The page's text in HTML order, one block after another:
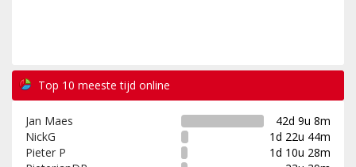
Top 10 meeste tijd online
Jan Maes
42d 9u 8m
NickG
1d 22u 44m
Pieter P
1d 10u 28m